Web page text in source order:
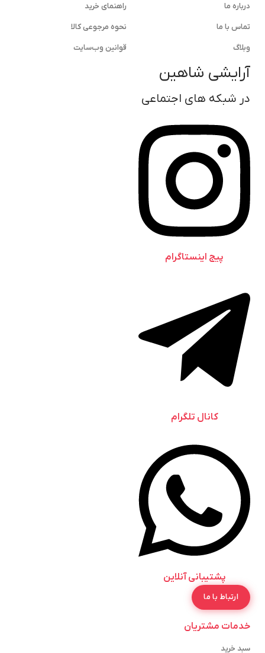
درباره ما
تماس با ما
وبلاگ
آرایشی شاهین
در شبکه های اجتماعی
پیج اینستاگرام
کانال تلگرام
پشتیبانی آنلاین
ارتباط با ما
راهنمای خرید
نحوه مرجوعی کالا
قوانین وب‌سایت
خدمات مشتریان
سبد خرید